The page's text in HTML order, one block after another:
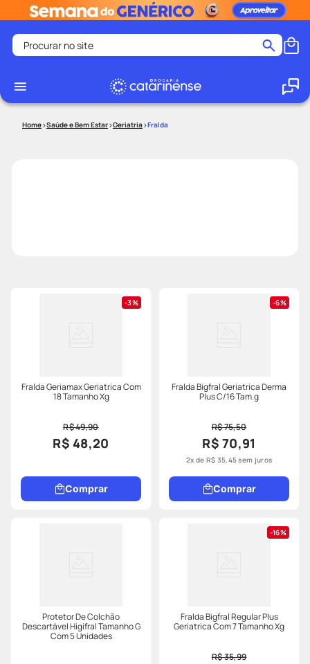
Procurar no site
1
Saúde e Bem Estar Geriatria Fralda
3%
Fralda Geriamax Geriatrica Com
18 Tamanho Xg
R$ 49,90
R$ 48,20
Comprar
6%
Fralda Bigfral Geriatrica Derma
Plus C/16 Tam.g
R$ 75,50
R$ 70,91
2x de R$ 35,45sem juros
Comprar
Protetor De Colchão
Descartável Higifral Tamanho G
Com 5 Unidades
16%
Fralda Bigfral Regular Plus
Geriatrica Com 7 Tamanho Xg
R$ 35,99